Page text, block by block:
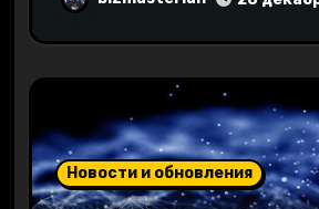
с
я
м
Новости и обновления